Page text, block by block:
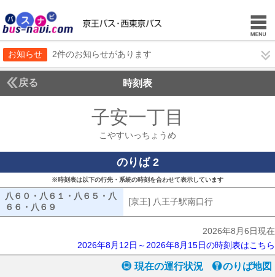
お知らせ 2件のお知らせがあります
戻る 時刻表
子安一丁目
こやすいっちょうめ
のりば 2
※時刻表は以下の行先・系統の時刻を合わせて表示しています
八６０・八６１・八６５・八
６６・八６９
八６０・八６１・八６５・八６６・八６９
[京王] 八王子駅南口行
2026年8月6日現在
2026年8月12日～2026年8月15日の時刻表はこちら
現在の運行状況 のりば地図